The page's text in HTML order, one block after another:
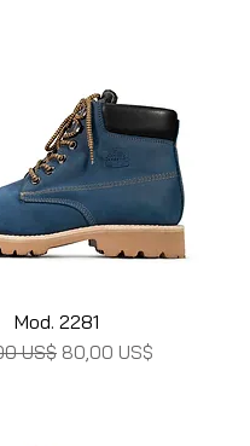
Mod. 2281
US$ Precio de oferta
80,00 US$